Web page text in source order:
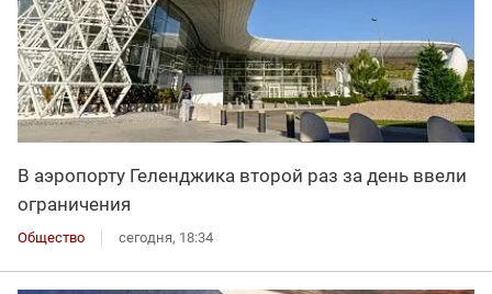
В аэропорту Геленджика второй раз за день ввели
ограничения
Общество сегодня, 18:34